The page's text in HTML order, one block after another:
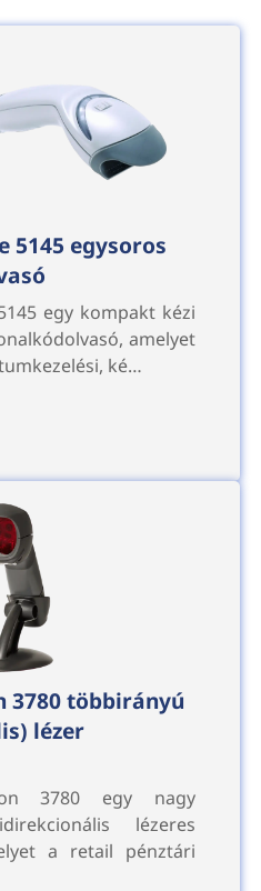
5145 egysoros
egy kompakt kézi
amelyet
ké…
3780 többirányú
lézer
3780 egy nagy
lézeres
a retail pénztári